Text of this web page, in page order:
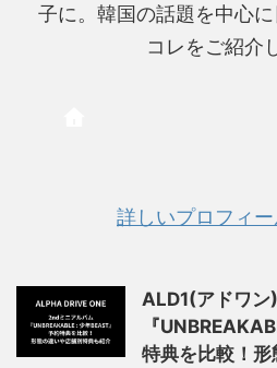
子に。韓国の話題を中心
コレをご紹介
詳しいプロフィ
ALD1(アドワ
『
特典を比較！